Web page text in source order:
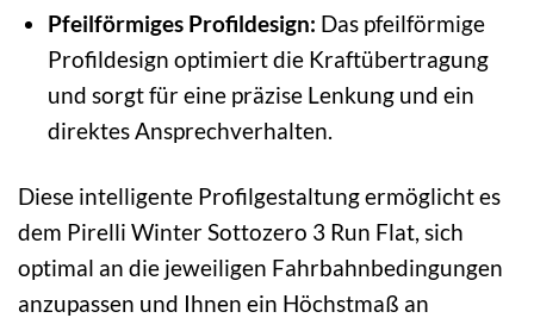
Pfeilförmiges Profildesign: Das pfeilförmige
Profildesign optimiert die Kraftübertragung
und sorgt für eine präzise Lenkung und ein
direktes Ansprechverhalten.
Diese intelligente Profilgestaltung ermöglicht es
dem Pirelli Winter Sottozero 3 Run Flat, sich
optimal an die jeweiligen Fahrbahnbedingungen
anzupassen und Ihnen ein Höchstmaß an